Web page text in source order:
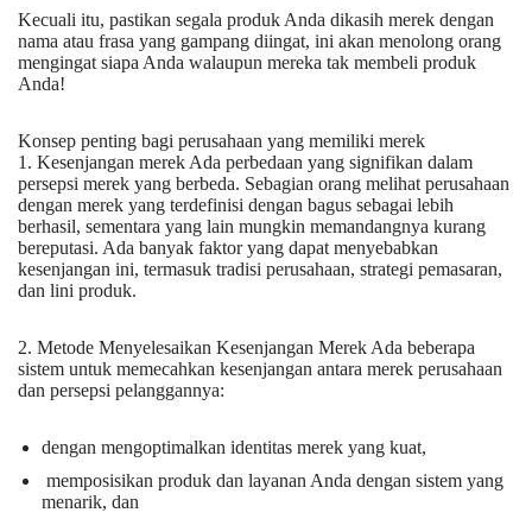
Kecuali itu, pastikan segala produk Anda dikasih merek dengan
nama atau frasa yang gampang diingat, ini akan menolong orang
mengingat siapa Anda walaupun mereka tak membeli produk
Anda!
Konsep penting bagi perusahaan yang memiliki merek
1. Kesenjangan merek Ada perbedaan yang signifikan dalam
persepsi merek yang berbeda. Sebagian orang melihat perusahaan
dengan merek yang terdefinisi dengan bagus sebagai lebih
berhasil, sementara yang lain mungkin memandangnya kurang
bereputasi. Ada banyak faktor yang dapat menyebabkan
kesenjangan ini, termasuk tradisi perusahaan, strategi pemasaran,
dan lini produk.
2. Metode Menyelesaikan Kesenjangan Merek Ada beberapa
sistem untuk memecahkan kesenjangan antara merek perusahaan
dan persepsi pelanggannya:
dengan mengoptimalkan identitas merek yang kuat,
memposisikan produk dan layanan Anda dengan sistem yang
menarik, dan